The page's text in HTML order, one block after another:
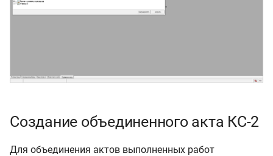
Создание объединенного акта КС-2
Для объединения актов выполненных работ